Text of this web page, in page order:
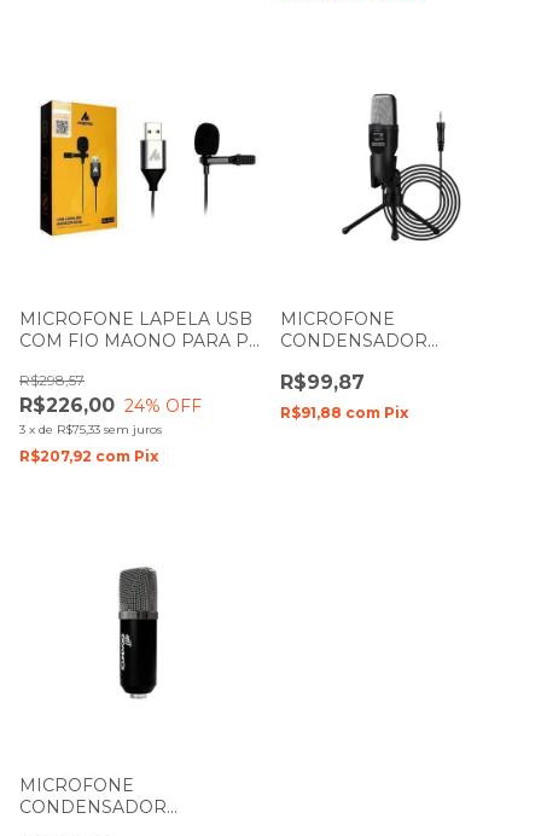
MICROFONE LAPELA USB
COM FIO MAONO PARA PC
R$226,00
R$298,57
24% OFF
3 x de R$75,33 sem juros
R$207,92 com Pix
MICROFONE
CONDENSADOR
SOUNDCASTING-650 P2
R$99,87
R$91,88 com Pix
MICROFONE
CONDENSADOR